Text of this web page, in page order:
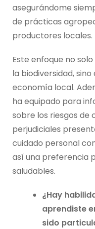
asegurándome
de prácticas
productores locales.
Este enfoque no
la biodiversidad,
economía local.
ha equipado para
sobre los riesgos de
perjudiciales
cuidado personal
así una preferencia
saludables.
¿Hay
aprendiste
sido